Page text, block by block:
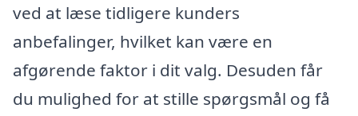
ved at læse tidligere kunders
anbefalinger, hvilket kan være en
afgørende faktor i dit valg. Desuden får
du mulighed for at stille spørgsmål og få